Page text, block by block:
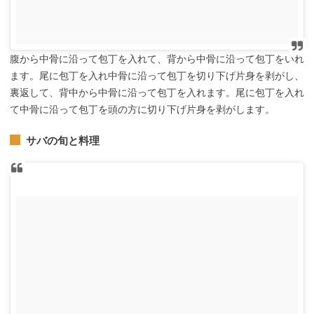
腹から中骨に沿って包丁を入れて、背から中骨に沿って包丁をいれ
ます。尾に包丁を入れ中骨に沿って包丁を切り下げ片身を剥がし、
裏返して、背中から中骨に沿って包丁を入れます。尾に包丁を入れ
て中骨に沿って包丁を頭の方に切り下げ片身を剥がします。
サバの旬と料理